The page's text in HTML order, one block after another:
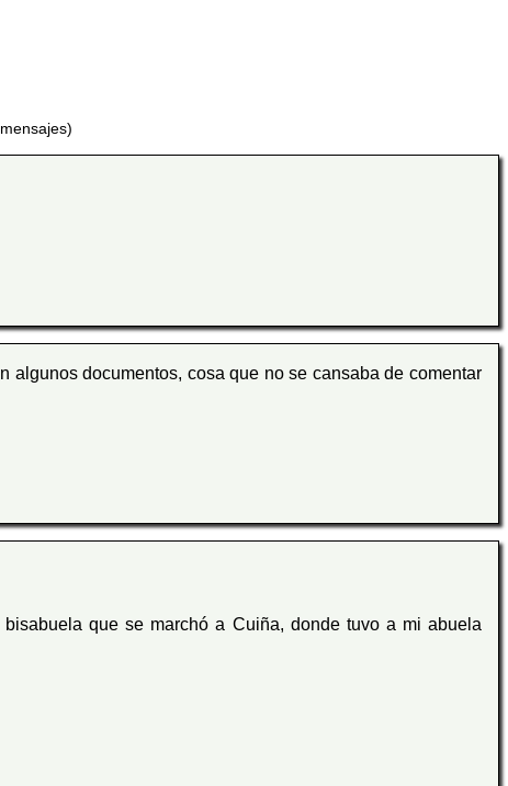
algunos documentos, cosa que no se cansaba de comentar
que se marchó a Cuiña, donde tuvo a mi abuela